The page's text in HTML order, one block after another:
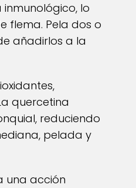
lo
flema. Pela dos o
añadirlos a la
quercetina
reduciendo
pelada y
una acción